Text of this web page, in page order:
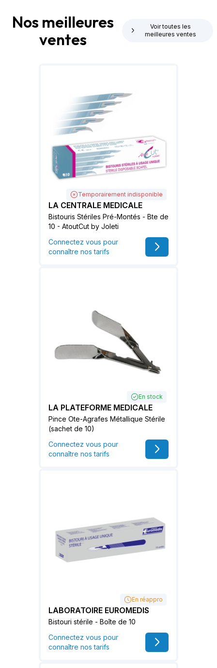
Nos meilleures
ventes
Voir toutes les
meilleures ventes
Temporairement indisponible
LA CENTRALE MEDICALE
Bistouris Stériles Pré-Montés - Bte de
10 - AtoutCut by Joleti
Connectez vous pour
connaître nos tarifs
En stock
LA PLATEFORME MEDICALE
Pince Ote-Agrafes Métallique Stérile
(sachet de 10)
Connectez vous pour
connaître nos tarifs
En réappro
LABORATOIRE EUROMEDIS
Bistouri stérile - Boîte de 10
Connectez vous pour
connaître nos tarifs